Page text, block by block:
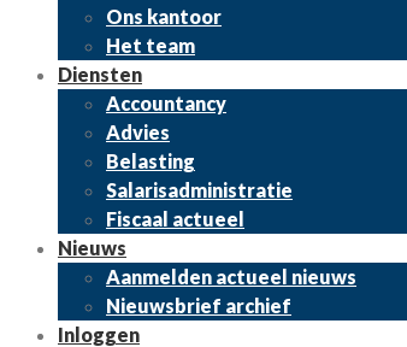
Ons kantoor
Het team
Diensten
Accountancy
Advies
Belasting
Salarisadministratie
Fiscaal actueel
Nieuws
Aanmelden actueel nieuws
Nieuwsbrief archief
Inloggen